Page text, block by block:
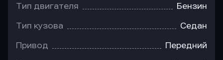
Тип двигателя Бензин
Тип кузова Седан
Привод Передний